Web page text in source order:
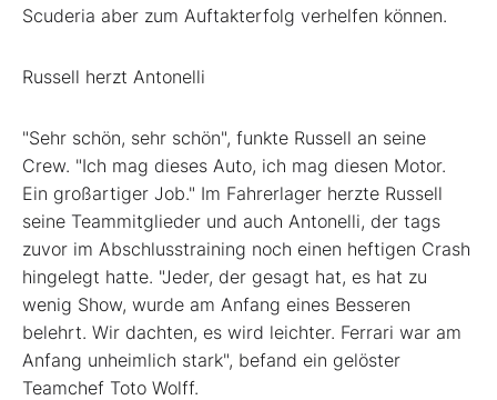
Scuderia aber zum Auftakterfolg verhelfen können.
Russell herzt Antonelli
"Sehr schön, sehr schön", funkte Russell an seine
Crew. "Ich mag dieses Auto, ich mag diesen Motor.
Ein großartiger Job." Im Fahrerlager herzte Russell
seine Teammitglieder und auch Antonelli, der tags
zuvor im Abschlusstraining noch einen heftigen Crash
hingelegt hatte. "Jeder, der gesagt hat, es hat zu
wenig Show, wurde am Anfang eines Besseren
belehrt. Wir dachten, es wird leichter. Ferrari war am
Anfang unheimlich stark", befand ein gelöster
Teamchef Toto Wolff.